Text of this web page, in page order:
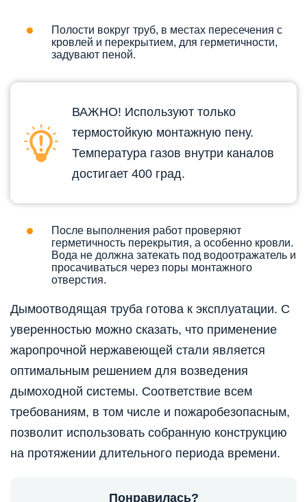
Полости вокруг труб, в местах пересечения с
кровлей и перекрытием, для герметичности,
задувают пеной.
ВАЖНО! Используют только
термостойкую монтажную пену.
Температура газов внутри каналов
достигает 400 град.
После выполнения работ проверяют
герметичность перекрытия, а особенно кровли.
Вода не должна затекать под водоотражатель и
просачиваться через поры монтажного
отверстия.
Дымоотводящая труба готова к эксплуатации. С
уверенностью можно сказать, что применение
жаропрочной нержавеющей стали является
оптимальным решением для возведения
дымоходной системы. Соответствие всем
требованиям, в том числе и пожаробезопасным,
позволит использовать собранную конструкцию
на протяжении длительного периода времени.
Понравилась?